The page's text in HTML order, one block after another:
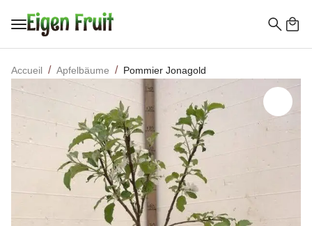
:
Accueil Apfelbäume Pommier Jonagold